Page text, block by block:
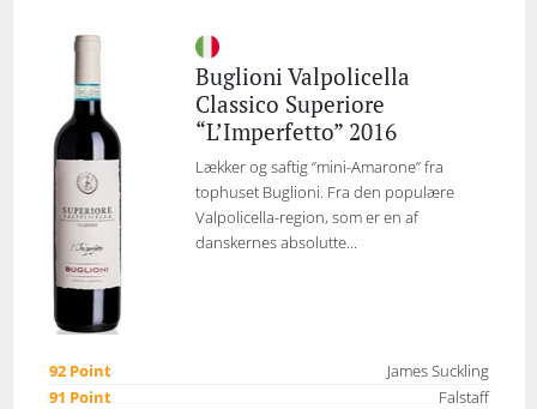
Buglioni Valpolicella
Classico Superiore
“L’Imperfetto” 2016
Lækker og saftig ‘’mini-Amarone’’ fra
tophuset Buglioni. Fra den populære
Valpolicella-region, som er en af
danskernes absolutte...
92 Point
James Suckling
91 Point
Falstaff